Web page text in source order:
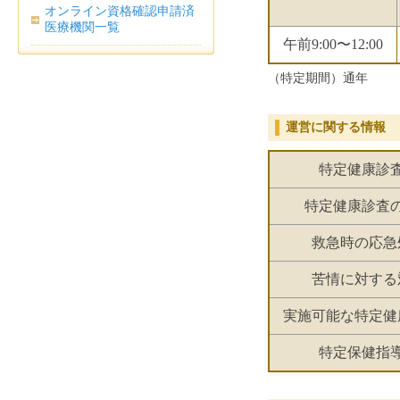
午前9:00〜12:00
（特定期間）通年
運営に関する情報
特定健康診
特定健康診査
救急時の応
苦情に対す
実施可能な特定
特定保健指
オンライン資格確認申請済
医療機関一覧